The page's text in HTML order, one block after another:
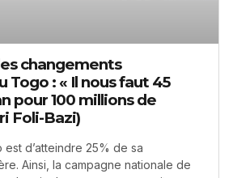
changements
Togo : « Il nous faut 45
pour 100 millions de
Foli-Bazi)
est d’atteindre 25% de sa
Ainsi, la campagne nationale de